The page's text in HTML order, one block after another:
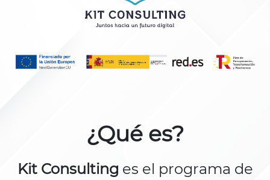
¿Qué es?
Kit Consulting es el programa de